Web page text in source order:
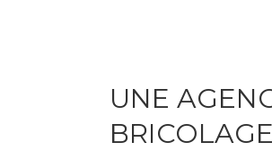
UNE
BRICOLAGE